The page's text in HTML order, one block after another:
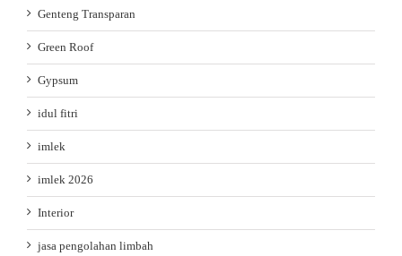
Genteng Transparan
Green Roof
Gypsum
idul fitri
imlek
imlek 2026
Interior
jasa pengolahan limbah